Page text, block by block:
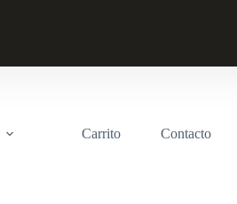
Carrito Contacto